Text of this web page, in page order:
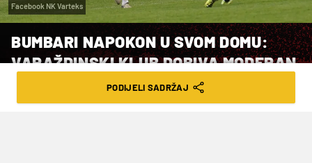
Facebook NK Varteks
BUMBARI NAPOKON U SVOM DOMU:
VARAŽDINSKI KLUB DOBIVA MODERAN
STADION ZA NAJVIŠI RANG!
PODIJELI SADRŽAJ